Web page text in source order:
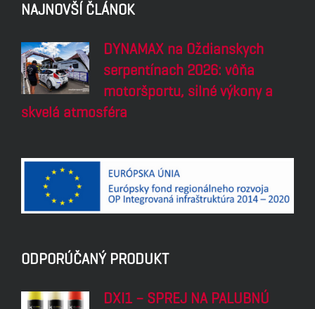
NAJNOVŠÍ ČLÁNOK
DYNAMAX na Oždianskych
serpentínach 2026: vôňa
motoršportu, silné výkony a
skvelá atmosféra
ODPORÚČANÝ PRODUKT
DXI1 – SPREJ NA PALUBNÚ